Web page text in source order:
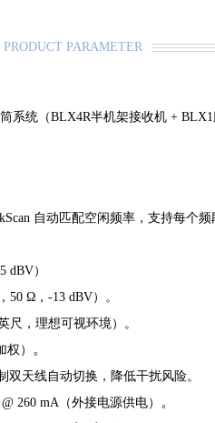
PRODUCT PARAMETER
系统（BLX4R半机架接收机 +
自动匹配空闲频率，支持每个
dBV）
50 Ω，-13 dBV） 。
尺，理想可视环境） 。
权） 。
双天线自动切换，降低干扰风险。
260 mA（外接电源供电） 。